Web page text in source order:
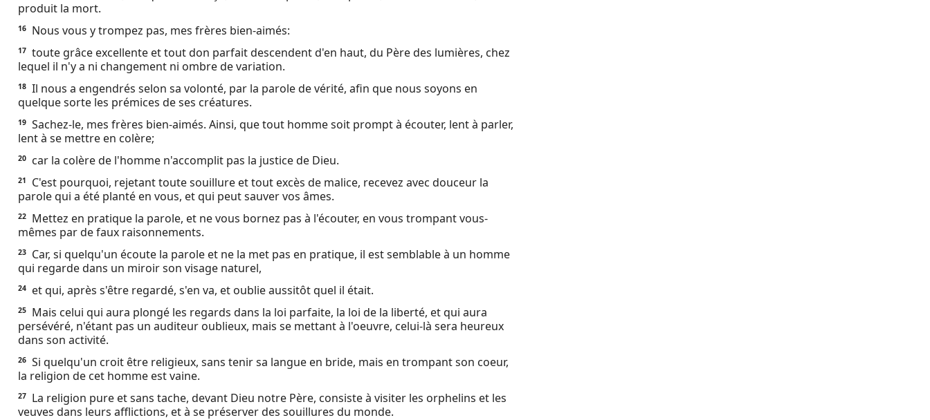
produit la mort.
16 Nous vous y trompez pas, mes frères bien-aimés:
17 toute grâce excellente et tout don parfait descendent d'en haut, du Père des lumières, chez
lequel il n'y a ni changement ni ombre de variation.
18 Il nous a engendrés selon sa volonté, par la parole de vérité, afin que nous soyons en
quelque sorte les prémices de ses créatures.
19 Sachez-le, mes frères bien-aimés. Ainsi, que tout homme soit prompt à écouter, lent à parler,
lent à se mettre en colère;
20 car la colère de l'homme n'accomplit pas la justice de Dieu.
21
C'est pourquoi, rejetant toute souillure et tout excès de malice, recevez avec douceur la
parole qui a été planté en vous, et qui peut sauver vos âmes.
22
Mettez en pratique la parole, et ne vous bornez pas à l'écouter, en vous trompant vous-
mêmes par de faux raisonnements.
23
Car, si quelqu'un écoute la parole et ne la met pas en pratique, il est semblable à un homme
qui regarde dans un miroir son visage naturel,
24 et qui, après s'être regardé, s'en va, et oublie aussitôt quel il était.
25
Mais celui qui aura plongé les regards dans la loi parfaite, la loi de la liberté, et qui aura
persévéré, n'étant pas un auditeur oublieux, mais se mettant à l'oeuvre, celui-là sera heureux
dans son activité.
26 Si quelqu'un croit être religieux, sans tenir sa langue en bride, mais en trompant son coeur,
la religion de cet homme est vaine.
27
La religion pure et sans tache, devant Dieu notre Père, consiste à visiter les orphelins et les
veuves dans leurs afflictions, et à se préserver des souillures du monde.